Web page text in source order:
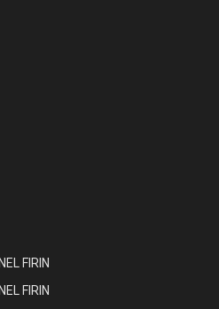
FIRIN
FIRIN